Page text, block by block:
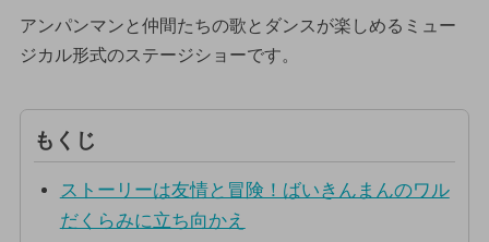
アンパンマンと仲間たちの歌とダンスが楽しめるミュー
ジカル形式のステージショーです。
もくじ
ストーリーは友情と冒険！ばいきんまんのワル
だくらみに立ち向かえ